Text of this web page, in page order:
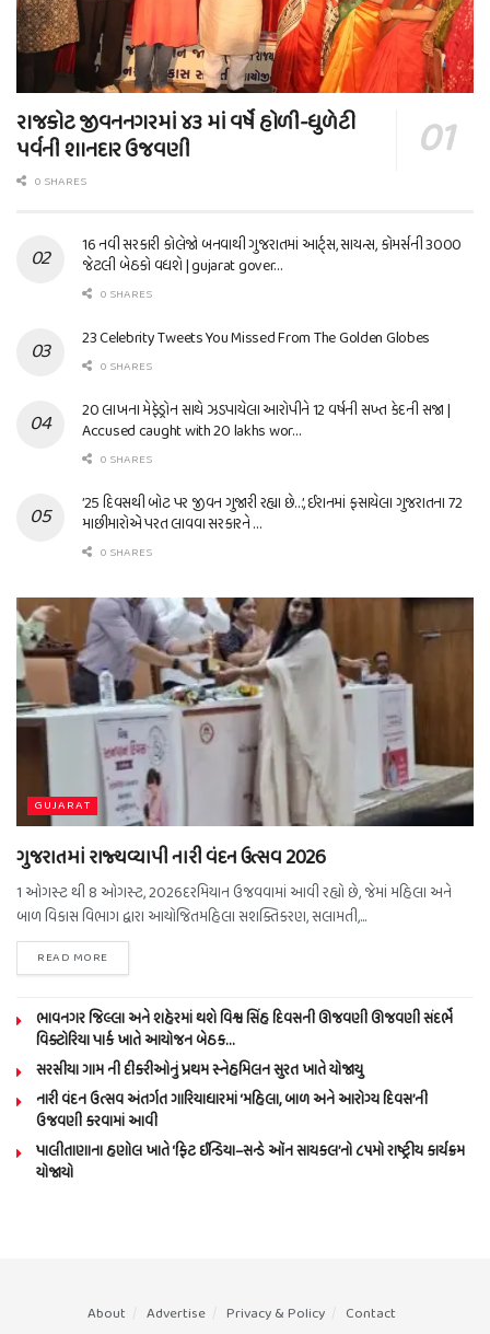
રાજકોટ જીવનનગરમાં ૪૩ માં વર્ષે હોળી-ધુળેટી
પર્વની શાનદાર ઉજવણી
0 SHARES
16 નવી સરકારી કોલેજો બનવાથી ગુજરાતમાં આર્ટ્સ, સાયન્સ, કોમર્સની 3000
જેટલી બેઠકો વધશે | gujarat gover…
0 SHARES
23 Celebrity Tweets You Missed From The Golden Globes
0 SHARES
20 લાખના મેફેડ્રોન સાથે ઝડપાયેલા આરોપીને 12 વર્ષની સખ્ત કેદની સજા |
Accused caught with 20 lakhs wor…
0 SHARES
’25 દિવસથી બોટ પર જીવન ગુજારી રહ્યા છે…’, ઈરાનમાં ફસાયેલા ગુજરાતના 72
માછીમારોએ પરત લાવવા સરકારને …
0 SHARES
GUJARAT
ગુજરાતમાં રાજ્યવ્યાપી નારી વંદન ઉત્સવ 2026
1 ઓગસ્ટ થી 8 ઓગસ્ટ, 2026દરમિયાન ઉજવવામાં આવી રહ્યો છે, જેમાં મહિલા અને
બાળ વિકાસ વિભાગ દ્વારા આયોજિતમહિલા સશક્તિકરણ, સલામતી,...
READ MORE
ભાવનગર જિલ્લા અને શહેરમાં થશે વિશ્વ સિંહ દિવસની ઊજવણી ઊજવણી સંદર્ભે
વિક્ટોરિયા પાર્ક ખાતે આયોજન બેઠક…
સરસીયા ગામ ની દીકરીઓનું પ્રથમ સ્નેહમિલન સુરત ખાતે યોજાયુ
નારી વંદન ઉત્સવ અંતર્ગત ગારિયાધારમાં ‘મહિલા, બાળ અને આરોગ્ય દિવસ’ની
ઉજવણી કરવામાં આવી
પાલીતાણાના હણોલ ખાતે ‘ફિટ ઈન્ડિયા–સન્ડે ઑન સાયકલ’નો ૮૫મો રાષ્ટ્રીય કાર્યક્રમ
યોજાયો
About Advertise Privacy & Policy Contact